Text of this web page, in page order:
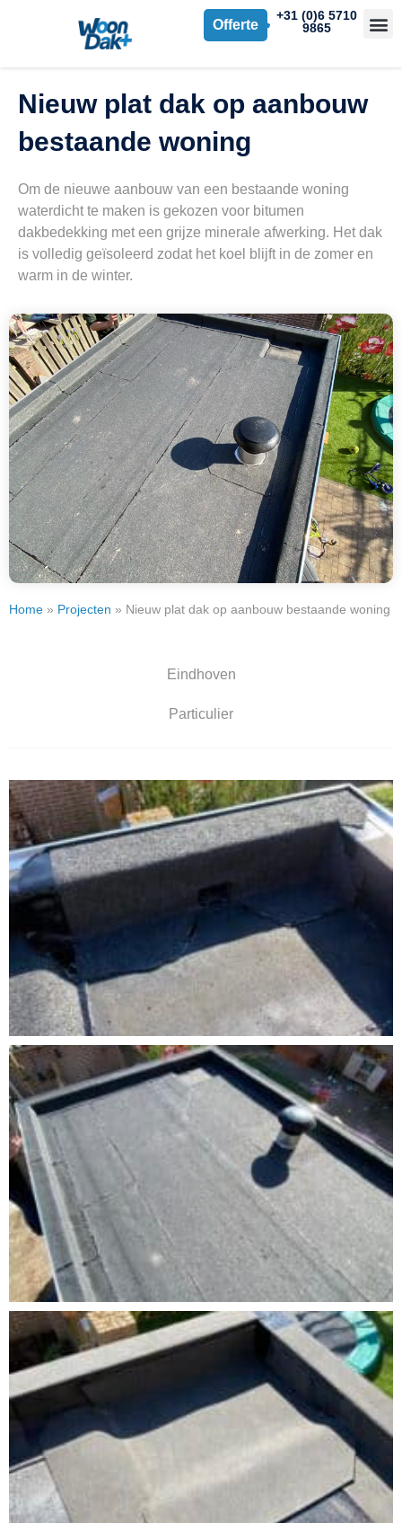
+31 (0)6 5710
9865
Offerte
Nieuw plat dak op aanbouw
bestaande woning
Om de nieuwe aanbouw van een bestaande woning
waterdicht te maken is gekozen voor bitumen
dakbedekking met een grijze minerale afwerking. Het dak
is volledig geïsoleerd zodat het koel blijft in de zomer en
warm in de winter.
Home » Projecten » Nieuw plat dak op aanbouw bestaande woning
Eindhoven
Particulier